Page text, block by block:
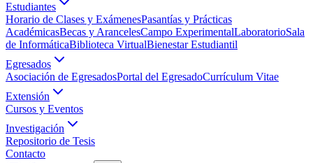
Estudiantes
Horario de Clases y ExámenesPasantías y Prácticas
AcadémicasBecas y ArancelesCampo ExperimentalLaboratorioSala
de InformáticaBiblioteca VirtualBienestar Estudiantil
Egresados
Asociación de EgresadosPortal del EgresadoCurrículum Vitae
Extensión
Cursos y Eventos
Investigación
Repositorio de Tesis
Contacto